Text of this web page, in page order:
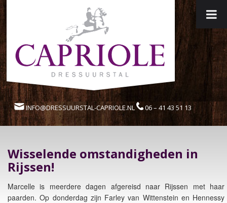
INFO@DRESSUURSTAL-CAPRIOLE.NL 06 – 41 43 51 13
Wisselende omstandigheden in
Rijssen!
Marcelle is meerdere dagen afgereisd naar Rijssen met haar
paarden. Op donderdag zijn Farley van Wittenstein en Hennessy